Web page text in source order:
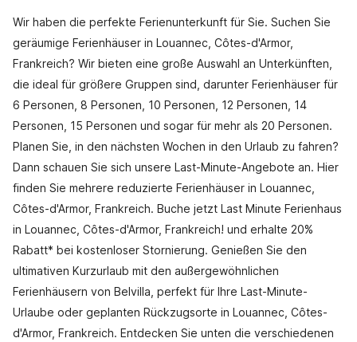
Wir haben die perfekte Ferienunterkunft für Sie. Suchen Sie
geräumige Ferienhäuser in Louannec, Côtes-d'Armor,
Frankreich? Wir bieten eine große Auswahl an Unterkünften,
die ideal für größere Gruppen sind, darunter Ferienhäuser für
6 Personen, 8 Personen, 10 Personen, 12 Personen, 14
Personen, 15 Personen und sogar für mehr als 20 Personen.
Planen Sie, in den nächsten Wochen in den Urlaub zu fahren?
Dann schauen Sie sich unsere Last-Minute-Angebote an. Hier
finden Sie mehrere reduzierte Ferienhäuser in Louannec,
Côtes-d'Armor, Frankreich. Buche jetzt Last Minute Ferienhaus
in Louannec, Côtes-d'Armor, Frankreich! und erhalte 20%
Rabatt* bei kostenloser Stornierung. Genießen Sie den
ultimativen Kurzurlaub mit den außergewöhnlichen
Ferienhäusern von Belvilla, perfekt für Ihre Last-Minute-
Urlaube oder geplanten Rückzugsorte in Louannec, Côtes-
d'Armor, Frankreich. Entdecken Sie unten die verschiedenen